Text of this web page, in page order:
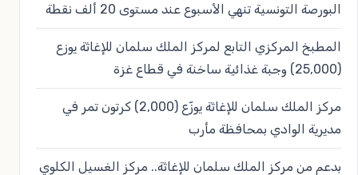
البورصة التونسية تنهي الأسبوع عند مستوى 20 ألف نقطة
المطبخ المركزي التابع لمركز الملك سلمان للإغاثة يوزع
(25,000) وجبة غذائية ساخنة في قطاع غزة
مركز الملك سلمان للإغاثة يوزّع (2,000) كرتون تمر في
مديرية الوادي بمحافظة مأرب
بدعم من مركز الملك سلمان للإغاثة.. مركز الغسيل الكلوي